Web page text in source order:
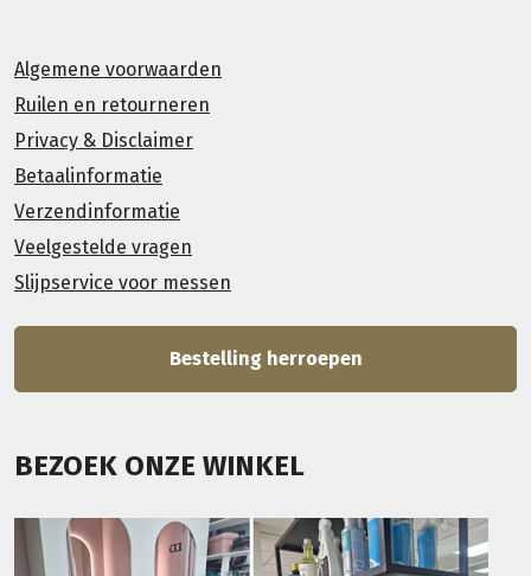
Algemene voorwaarden
Ruilen en retourneren
Privacy & Disclaimer
Betaalinformatie
Verzendinformatie
Veelgestelde vragen
Slijpservice voor messen
Bestelling herroepen
BEZOEK ONZE WINKEL